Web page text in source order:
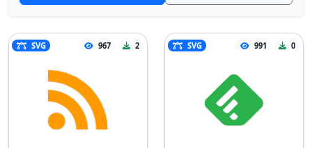
SVG 967 2 SVG 991 0